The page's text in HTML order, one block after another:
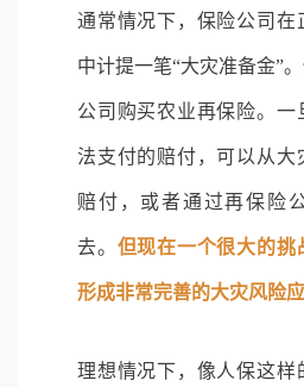
通常情况下，保险公司在
中计提一笔“大灾准备金”
公司购买农业再保险。一
法支付的赔付，可以从大
赔付，或者通过再保险
去。 但现在一个很大的挑
形成非常完善的大灾风险应
理想情况下，像人保这样